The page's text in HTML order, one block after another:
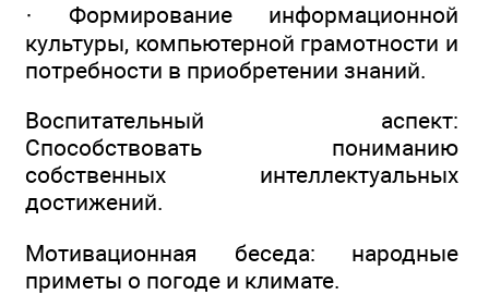
· Формирование информационной
культуры, компьютерной грамотности и
потребности в приобретении знаний.
Воспитательный аспект:
Способствовать пониманию
собственных интеллектуальных
достижений.
Мотивационная беседа: народные
приметы о погоде и климате.